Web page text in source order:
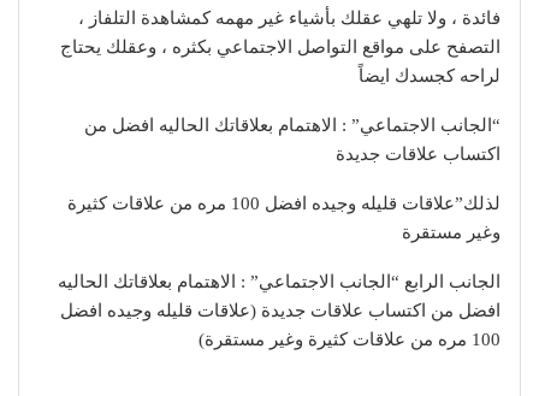
فائدة ، ولا تلهي عقلك بأشياء غير مهمه كمشاهدة التلفاز ،
التصفح على مواقع التواصل الاجتماعي بكثره ، وعقلك يحتاج
لراحه كجسدك ايضاً
“الجانب الاجتماعي” : الاهتمام بعلاقاتك الحاليه افضل من
اكتساب علاقات جديدة
لذلك”علاقات قليله وجيده افضل 100 مره من علاقات كثيرة
وغير مستقرة
الجانب الرابع “الجانب الاجتماعي” : الاهتمام بعلاقاتك الحاليه
افضل من اكتساب علاقات جديدة (علاقات قليله وجيده افضل
100 مره من علاقات كثيرة وغير مستقرة)